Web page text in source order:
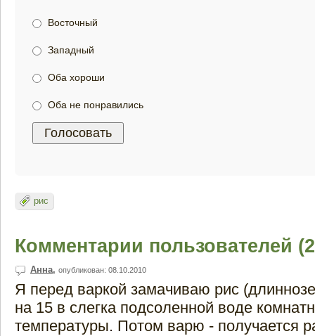
Восточный
Западный
Оба хороши
Оба не понравились
рис
Комментарии пользователей
Анна, опубликован: 08.10.2010
Я перед варкой замачиваю рис
на 15 в слегка подсоленной воде
температуры. Потом варю - получается